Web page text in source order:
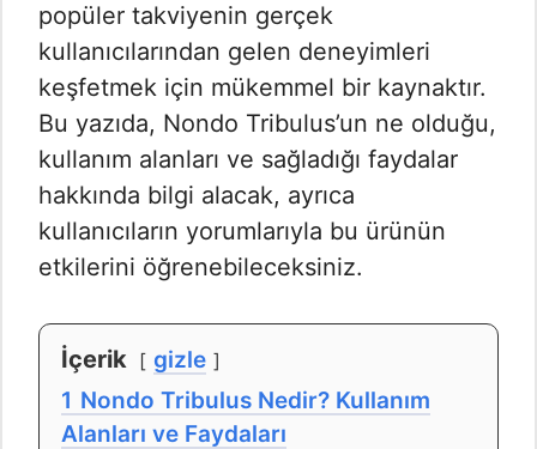
popüler takviyenin gerçek
kullanıcılarından gelen deneyimleri
keşfetmek için mükemmel bir kaynaktır.
Bu yazıda, Nondo Tribulus’un ne olduğu,
kullanım alanları ve sağladığı faydalar
hakkında bilgi alacak, ayrıca
kullanıcıların yorumlarıyla bu ürünün
etkilerini öğrenebileceksiniz.
İçerik
gizle
1 Nondo Tribulus Nedir? Kullanım
Alanları ve Faydaları